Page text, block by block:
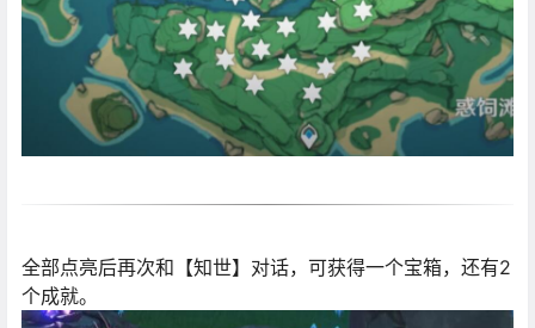
全部点亮后再次和【知世】对话，可获得一个宝箱，还有2
个成就。